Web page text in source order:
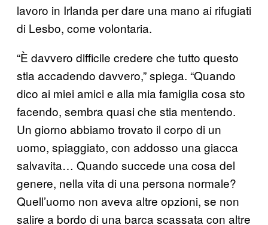
lavoro in Irlanda per dare una mano ai rifugiati
di Lesbo, come volontaria.
“È davvero difficile credere che tutto questo
stia accadendo davvero,” spiega. “Quando
dico ai miei amici e alla mia famiglia cosa sto
facendo, sembra quasi che stia mentendo.
Un giorno abbiamo trovato il corpo di un
uomo, spiaggiato, con addosso una giacca
salvavita… Quando succede una cosa del
genere, nella vita di una persona normale?
Quell’uomo non aveva altre opzioni, se non
salire a bordo di una barca scassata con altre